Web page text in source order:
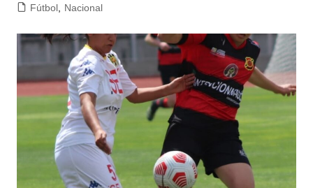
Fútbol, Nacional